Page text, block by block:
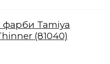
фарби Tamiya
(81040)